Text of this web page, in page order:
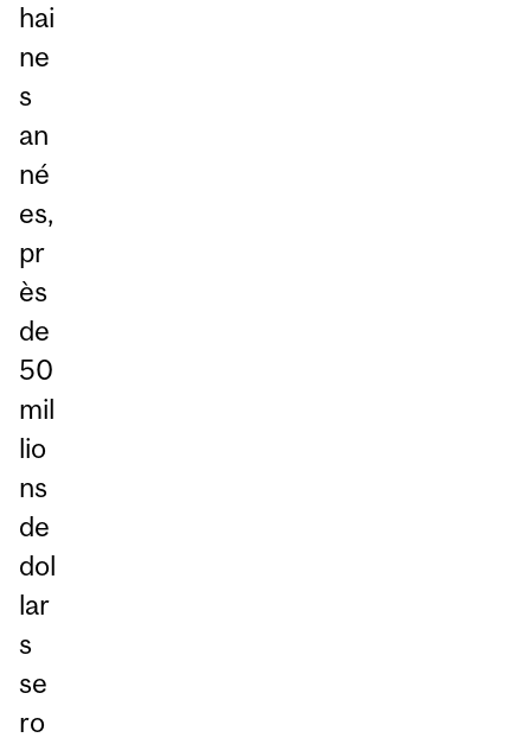
hai
ne
s
an
né
es,
pr
ès
de
50
mil
lio
ns
de
dol
lar
s
se
ro